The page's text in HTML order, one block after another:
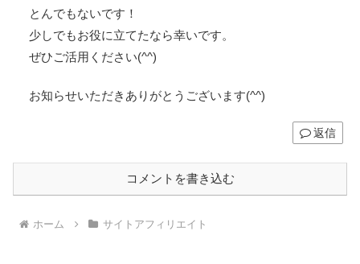
とんでもないです！
少しでもお役に立てたなら幸いです。
ぜひご活用ください(^^)
お知らせいただきありがとうございます(^^)
返信
コメントを書き込む
ホーム サイトアフィリエイト